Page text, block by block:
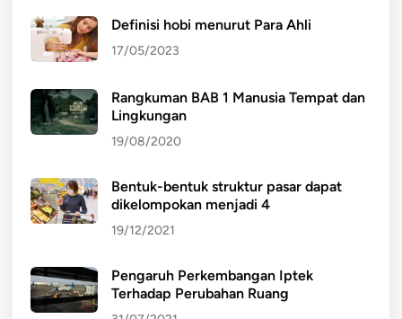
Definisi hobi menurut Para Ahli
17/05/2023
Rangkuman BAB 1 Manusia Tempat dan
Lingkungan
19/08/2020
Bentuk-bentuk struktur pasar dapat
dikelompokan menjadi 4
19/12/2021
Pengaruh Perkembangan Iptek
Terhadap Perubahan Ruang